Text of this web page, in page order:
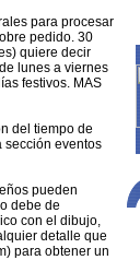
para procesar
pedido. 30
quiere decir
lunes a viernes
festivos. MAS
del tiempo de
sección eventos
pueden
debe de
con el dibujo,
detalle que
para obtener un